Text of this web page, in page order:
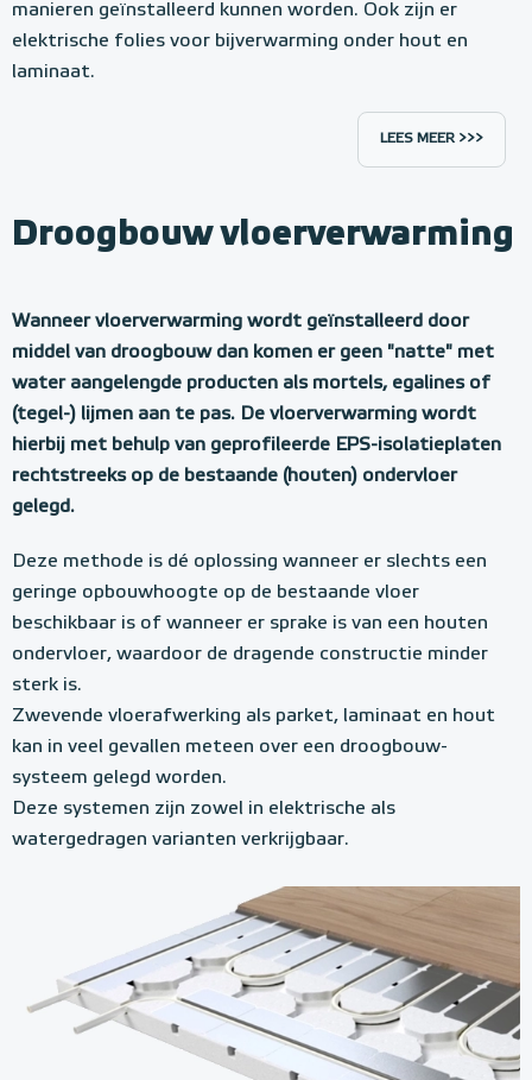
manieren geïnstalleerd kunnen worden. Ook zijn er
elektrische folies voor bijverwarming onder hout en
laminaat.
LEES MEER >>>
Droogbouw vloerverwarming
Wanneer vloerverwarming wordt geïnstalleerd door
middel van droogbouw dan komen er geen "natte" met
water aangelengde producten als mortels, egalines of
(tegel-) lijmen aan te pas. De vloerverwarming wordt
hierbij met behulp van geprofileerde EPS-isolatieplaten
rechtstreeks op de bestaande (houten) ondervloer
gelegd.
Deze methode is dé oplossing wanneer er slechts een
geringe opbouwhoogte op de bestaande vloer
beschikbaar is of wanneer er sprake is van een houten
ondervloer, waardoor de dragende constructie minder
sterk is.
Zwevende vloerafwerking als parket, laminaat en hout
kan in veel gevallen meteen over een droogbouw-
systeem gelegd worden.
Deze systemen zijn zowel in elektrische als
watergedragen varianten verkrijgbaar.